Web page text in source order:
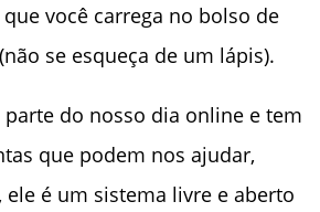
você carrega no bolso de
se esqueça de um lápis).
parte do nosso dia online e tem
que podem nos ajudar,
, ele é um sistema livre e aberto